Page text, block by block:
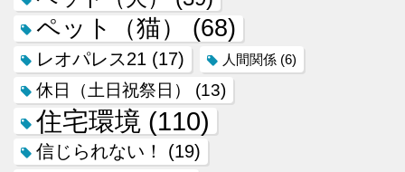
ペット（猫） (68)
レオパレス21 (17) 人間関係 (6)
休日（土日祝祭日） (13)
住宅環境 (110)
信じられない！ (19)